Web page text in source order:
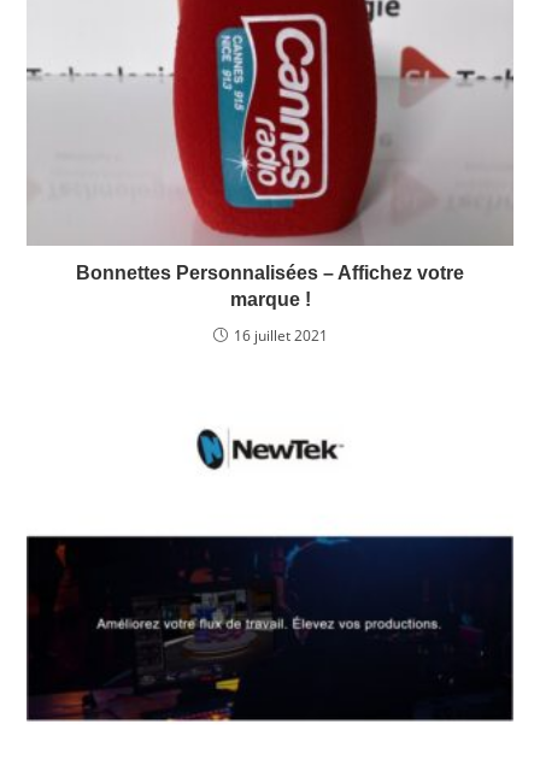
16 juillet 2021
Améliorez votre flux de travail. Élevez vos
productions.
6 juillet 2020